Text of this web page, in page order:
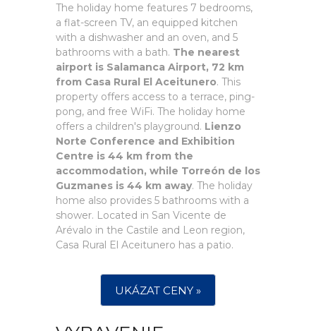
The holiday home features 7 bedrooms,
a flat-screen TV, an equipped kitchen
with a dishwasher and an oven, and 5
bathrooms with a bath. The nearest
airport is Salamanca Airport, 72 km
from Casa Rural El Aceitunero. This
property offers access to a terrace, ping-
pong, and free WiFi. The holiday home
offers a children's playground. Lienzo
Norte Conference and Exhibition
Centre is 44 km from the
accommodation, while Torreón de los
Guzmanes is 44 km away. The holiday
home also provides 5 bathrooms with a
shower. Located in San Vicente de
Arévalo in the Castile and Leon region,
Casa Rural El Aceitunero has a patio.
UKÁZAT CENY »